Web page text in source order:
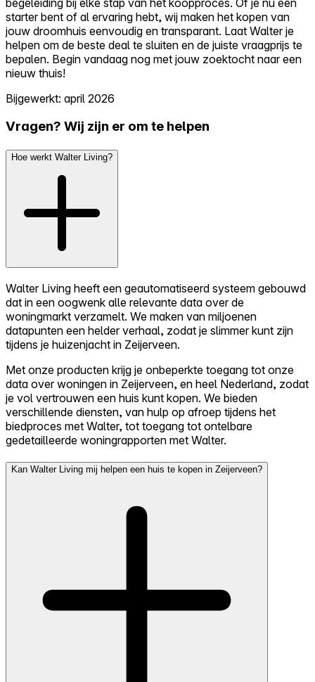
starter bent of al ervaring hebt, wij maken het kopen van
jouw droomhuis eenvoudig en transparant. Laat Walter je
helpen om de beste deal te sluiten en de juiste vraagprijs te
bepalen. Begin vandaag nog met jouw zoektocht naar een
nieuw thuis!
Bijgewerkt: april 2026
Vragen? Wij zijn er om te helpen
Hoe werkt Walter Living?
Walter Living heeft een geautomatiseerd systeem gebouwd
dat in een oogwenk alle relevante data over de
woningmarkt verzamelt. We maken van miljoenen
datapunten een helder verhaal, zodat je slimmer kunt zijn
tijdens je huizenjacht in Zeijerveen.
Met onze producten krijg je onbeperkte toegang tot onze
data over woningen in Zeijerveen, en heel Nederland, zodat
je vol vertrouwen een huis kunt kopen. We bieden
verschillende diensten, van hulp op afroep tijdens het
biedproces met Walter, tot toegang tot ontelbare
gedetailleerde woningrapporten met Walter.
Kan Walter Living mij helpen een huis te kopen in Zeijerveen?